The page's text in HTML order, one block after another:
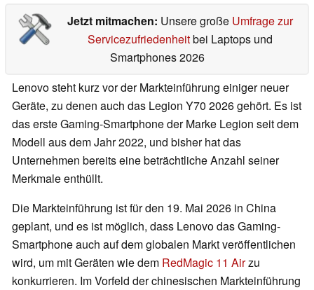
Jetzt mitmachen: Unsere große Umfrage zur
Servicezufriedenheitbei Laptops und
Smartphones 2026
Lenovo steht kurz vor der Markteinführung einiger neuer
Geräte, zu denen auch das Legion Y70 2026 gehört. Es ist
das erste Gaming-Smartphone der Marke Legion seit dem
Modell aus dem Jahr 2022, und bisher hat das
Unternehmen bereits eine beträchtliche Anzahl seiner
Merkmale enthüllt.
Die Markteinführung ist für den 19. Mai 2026 in China
geplant, und es ist möglich, dass Lenovo das Gaming-
Smartphone auch auf dem globalen Markt veröffentlichen
wird, um mit Geräten wie dem RedMagic 11 Airzu
konkurrieren. Im Vorfeld der chinesischen Markteinführung